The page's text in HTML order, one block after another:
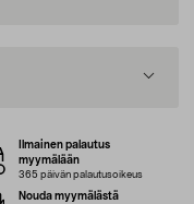
Ilmainen palautus
myymälään
365 päivän palautusoikeus
Nouda myymälästä